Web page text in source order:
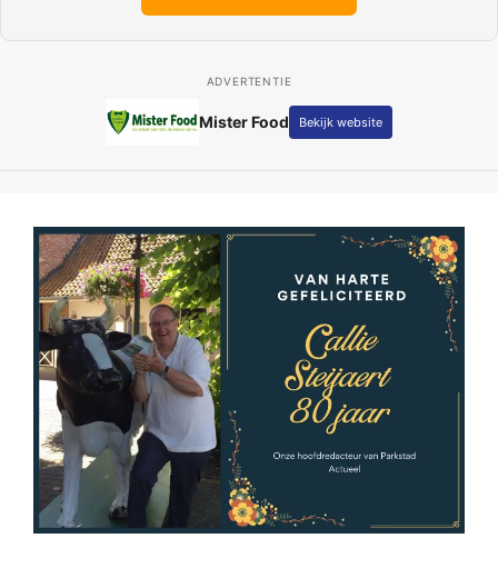
ADVERTENTIE
Fotografie Kay Schepers Bekijk website